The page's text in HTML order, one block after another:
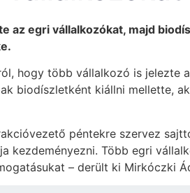
az egri vállalkozókat, majd
hogy több vállalkozó is jelezte
biodíszletként kiállni mellette,
péntekre szervez
kezdeményezni. Több egri
– derült ki Mirkóczki